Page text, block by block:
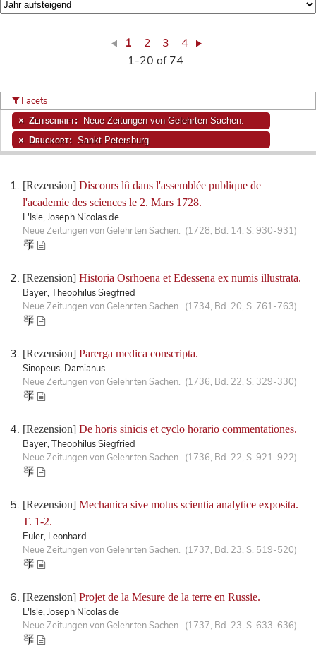
1 2 3
4
1-20 of 74
[Rezension] Discours lû dans l'assemblée publique de
l'academie des sciences le 2. Mars 1728.
L'Isle, Joseph Nicolas de
Neue Zeitungen von Gelehrten Sachen. (1728, Bd. 14, S. 930-931)
[Rezension] Historia Osrhoena et Edessena ex numis illustrata.
Bayer, Theophilus Siegfried
Neue Zeitungen von Gelehrten Sachen. (1734, Bd. 20, S. 761-763)
[Rezension] Parerga medica conscripta.
Sinopeus, Damianus
Neue Zeitungen von Gelehrten Sachen. (1736, Bd. 22, S. 329-330)
[Rezension] De horis sinicis et cyclo horario commentationes.
Bayer, Theophilus Siegfried
Neue Zeitungen von Gelehrten Sachen. (1736, Bd. 22, S. 921-922)
[Rezension] Mechanica sive motus scientia analytice exposita.
T. 1-2.
Euler, Leonhard
Neue Zeitungen von Gelehrten Sachen. (1737, Bd. 23, S. 519-520)
[Rezension] Projet de la Mesure de la terre en Russie.
L'Isle, Joseph Nicolas de
Neue Zeitungen von Gelehrten Sachen. (1737, Bd. 23, S. 633-636)
Facets
Zeitschrift: Neue Zeitungen von Gelehrten Sachen.
Druckort: Sankt Petersburg